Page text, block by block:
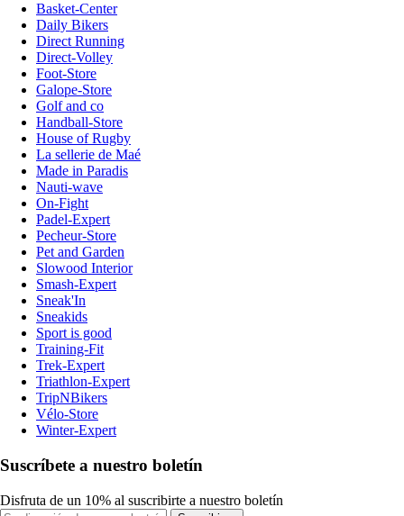
Basket-Center
Daily Bikers
Direct Running
Direct-Volley
Foot-Store
Galope-Store
Golf and co
Handball-Store
House of Rugby
La sellerie de Maé
Made in Paradis
Nauti-wave
On-Fight
Padel-Expert
Pecheur-Store
Pet and Garden
Slowood Interior
Smash-Expert
Sneak'In
Sneakids
Sport is good
Training-Fit
Trek-Expert
Triathlon-Expert
TripNBikers
Vélo-Store
Winter-Expert
Suscríbete a nuestro boletín
Disfruta de un 10% al suscribirte a nuestro boletín